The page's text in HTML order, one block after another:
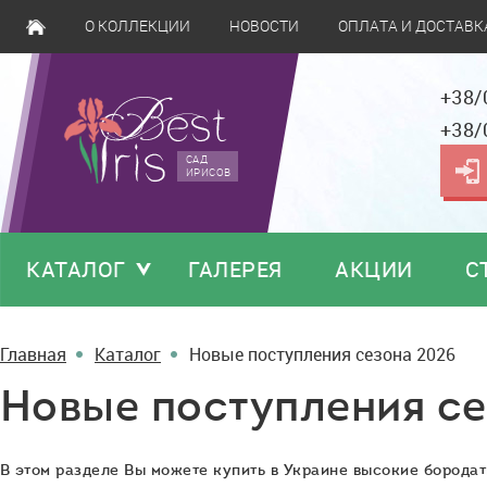
О КОЛЛЕКЦИИ НОВОСТИ ОПЛАТА И
САД
ИРИСОВ
КАТАЛОГ ГАЛЕРЕЯ АКЦИИ
Главная Каталог Новые поступления сезона 2026
Новые поступления
В этом разделе Вы можете купить в Украине высокие
Alarm Bells
Гранатово-розовые